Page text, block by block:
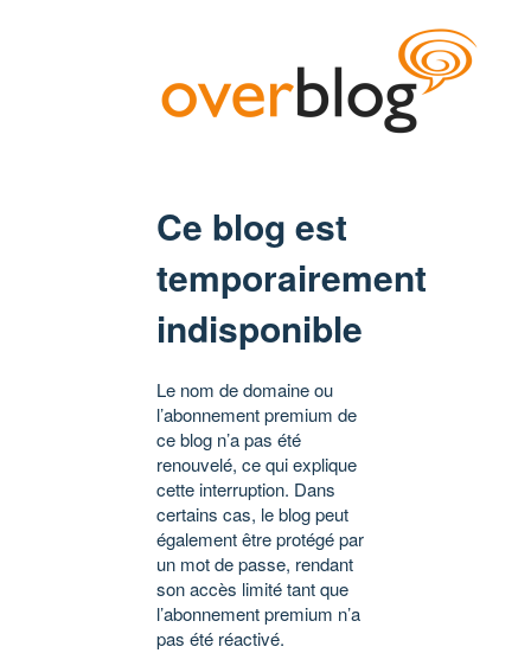
Ce blog est
temporairement
indisponible
Le nom de domaine ou
l’abonnement premium de
ce blog n’a pas été
renouvelé, ce qui explique
cette interruption. Dans
certains cas, le blog peut
également être protégé par
un mot de passe, rendant
son accès limité tant que
l’abonnement premium n’a
pas été réactivé.